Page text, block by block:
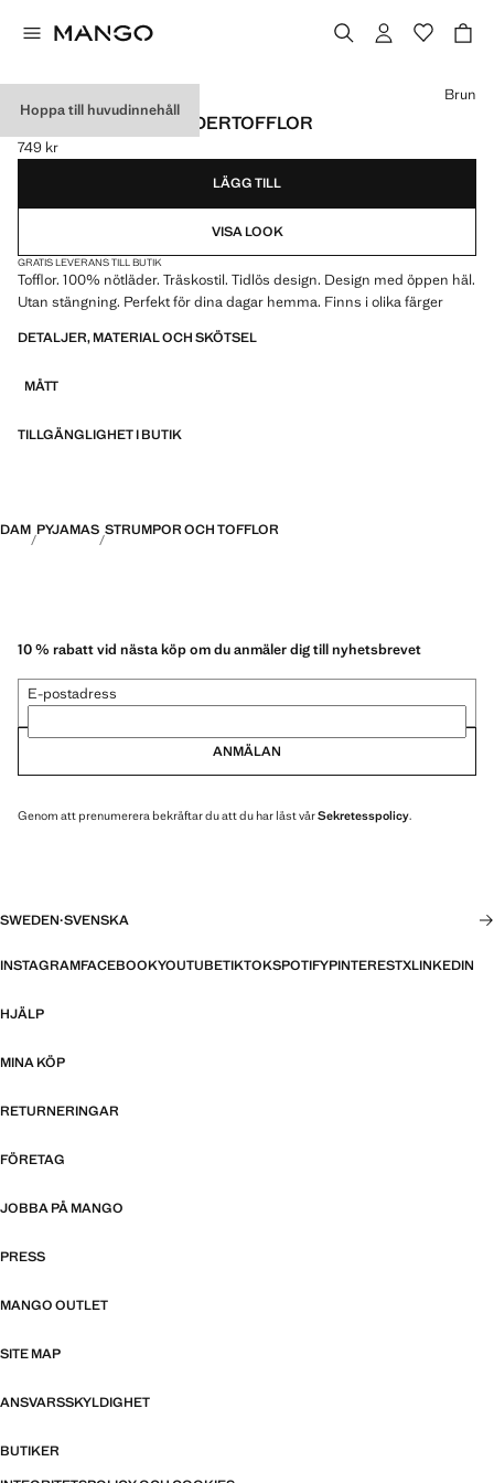
Hoppa till huvudinnehåll
MINIMALISTISKA LÄDERTOFFLOR
Gällande pris [749 kr ]
749 kr
Välj en färg
Brun
LÄGG TILL
VISA LOOK
GRATIS LEVERANS TILL BUTIK
Tofflor. 100% nötläder. Träskostil. Tidlös design. Design med öppen häl.
Utan stängning. Perfekt för dina dagar hemma. Finns i olika färger
DETALJER, MATERIAL OCH SKÖTSEL
MÅTT
TILLGÄNGLIGHET I BUTIK
DAM PYJAMAS STRUMPOR OCH TOFFLOR
10 % rabatt vid nästa köp om du anmäler dig till nyhetsbrevet
E-postadress
ANMÄLAN
Genom att prenumerera bekräftar du att du har läst vårSekretesspolicy.
SWEDEN·SVENSKA
INSTAGRAMFACEBOOKYOUTUBETIKTOKSPOTIFYPINTERESTXLINKEDIN
HJÄLP
MINA KÖP
RETURNERINGAR
FÖRETAG
JOBBA PÅ MANGO
PRESS
MANGO OUTLET
SITE MAP
ANSVARSSKYLDIGHET
BUTIKER